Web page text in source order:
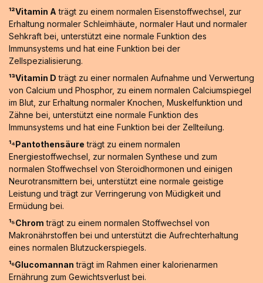
¹²Vitamin A trägt zu einem normalen Eisenstoffwechsel, zur
Erhaltung normaler Schleimhäute, normaler Haut und normaler
Sehkraft bei, unterstützt eine normale Funktion des
Immunsystems und hat eine Funktion bei der
Zellspezialisierung.
¹³Vitamin D trägt zu einer normalen Aufnahme und Verwertung
von Calcium und Phosphor, zu einem normalen Calciumspiegel
im Blut, zur Erhaltung normaler Knochen, Muskelfunktion und
Zähne bei, unterstützt eine normale Funktion des
Immunsystems und hat eine Funktion bei der Zellteilung.
¹⁴Pantothensäure trägt zu einem normalen
Energiestoffwechsel, zur normalen Synthese und zum
normalen Stoffwechsel von Steroidhormonen und einigen
Neurotransmittern bei, unterstützt eine normale geistige
Leistung und trägt zur Verringerung von Müdigkeit und
Ermüdung bei.
¹⁵Chrom trägt zu einem normalen Stoffwechsel von
Makronährstoffen bei und unterstützt die Aufrechterhaltung
eines normalen Blutzuckerspiegels.
¹⁶Glucomannan trägt im Rahmen einer kalorienarmen
Ernährung zum Gewichtsverlust bei.